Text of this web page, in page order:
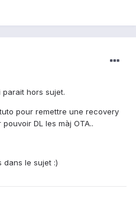
hors sujet.
pour remettre une recovery
DL les màj OTA..
dans le sujet :)